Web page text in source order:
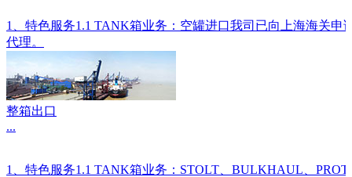
1、特色服务1.1 TANK箱业务：空罐进口我司已向上海海关
代理。
整箱出口
...
1、特色服务1.1 TANK箱业务：STOLT、BULKHAUL、